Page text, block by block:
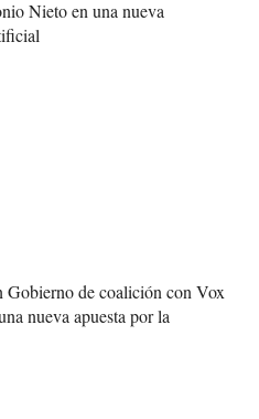
Nieto en una nueva
Gobierno de coalición con Vox
nueva apuesta por la